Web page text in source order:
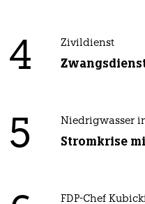
4 Zivildienst
5 Niedrigwasser
Stromkrise
FDP-Chef